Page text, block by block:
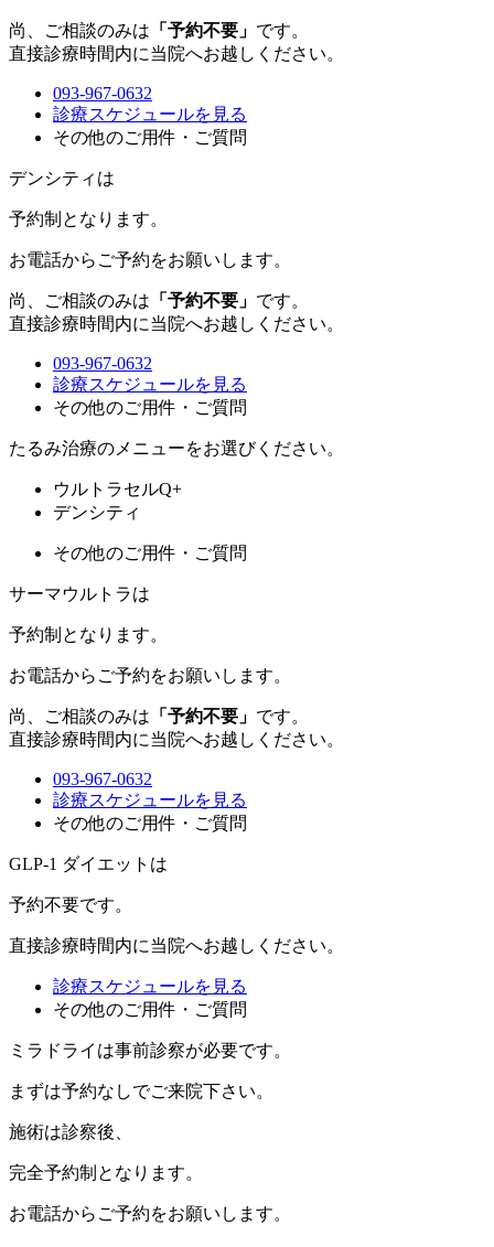
尚、ご相談のみは 「予約不要」 です。
直接診療時間内に当院へお越しください。
093-967-0632
診療スケジュールを見る
その他のご用件・ご質問
デンシティは
予約制 となります。
お電話からご予約をお願いします。
尚、ご相談のみは 「予約不要」 です。
直接診療時間内に当院へお越しください。
093-967-0632
診療スケジュールを見る
その他のご用件・ご質問
たるみ治療のメニューをお選びください。
ウルトラセルQ+
デンシティ
その他のご用件・ご質問
サーマウルトラは
予約制 となります。
お電話からご予約をお願いします。
尚、ご相談のみは 「予約不要」 です。
直接診療時間内に当院へお越しください。
093-967-0632
診療スケジュールを見る
その他のご用件・ご質問
GLP-1 ダイエットは
予約不要です。
直接診療時間内に当院へお越しください。
診療スケジュールを見る
その他のご用件・ご質問
ミラドライは事前診察が必要です。
まずは予約なしでご来院下さい。
施術は診察後、
完全予約制 となります。
お電話からご予約をお願いします。